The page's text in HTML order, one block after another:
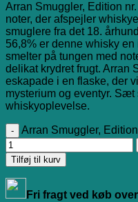
Arran Smuggler, Edition
noter, der afspejler
smuglere fra det 18.
56,8% er denne whisky
smelter på tungen med
delikat krydret frugt. Arran
eskapade i en flaske, der
mysterium og eventyr.
whiskyoplevelse.
Arran Smuggler,
Tilføj til kurv
Fri fragt ved køb